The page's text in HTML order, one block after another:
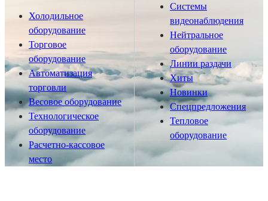
Холодильное
оборудование
Торговое
оборудование
Автоматизация
торговли
Весовое оборудование
Технологическое
оборудование
Расчетно-кассовое
место
Системы
видеонаблюдения
Нейтральное
оборудование
Линии раздачи
Хиты
Новинки
Спецпредложения
Тепловое
оборудование